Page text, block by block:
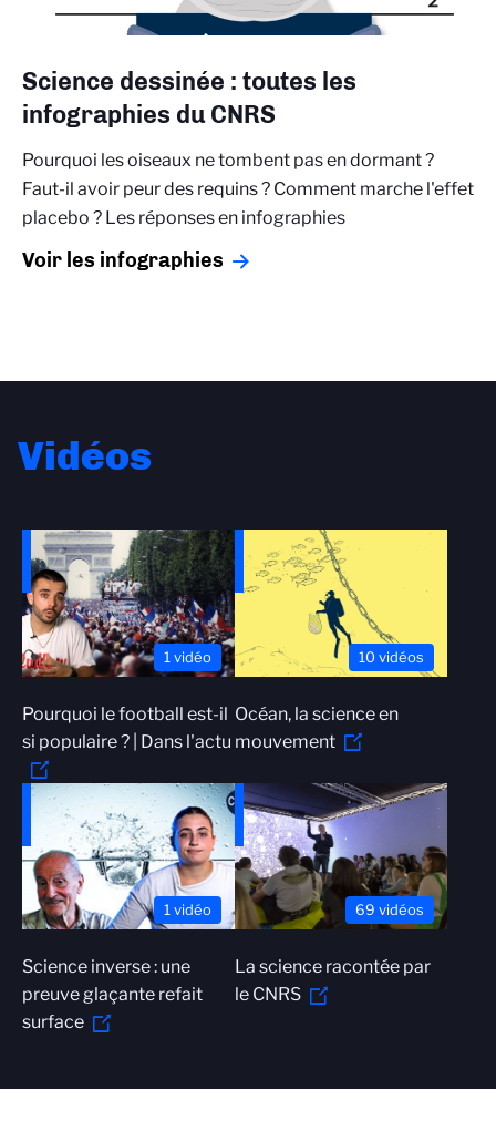
Science dessinée : toutes les
infographies du CNRS
Pourquoi les oiseaux ne tombent pas en dormant ?
Faut-il avoir peur des requins ? Comment marche l'effet
placebo ? Les réponses en infographies
Voir les infographies
Vidéos
1 vidéo
Pourquoi le football est-il
si populaire ? | Dans l'actu
10 vidéos
Océan, la science en
mouvement
1 vidéo
Science inverse : une
preuve glaçante refait
surface
69 vidéos
La science racontée par
le CNRS